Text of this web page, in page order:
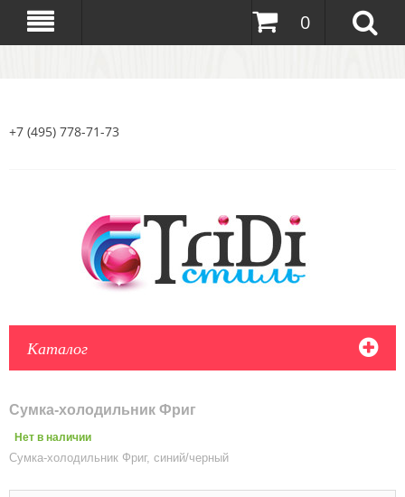
0
+7 (495) 778-71-73
Каталог
Сумка-холодильник Фриг
Нет в наличии
Сумка-холодильник Фриг, синий/черный